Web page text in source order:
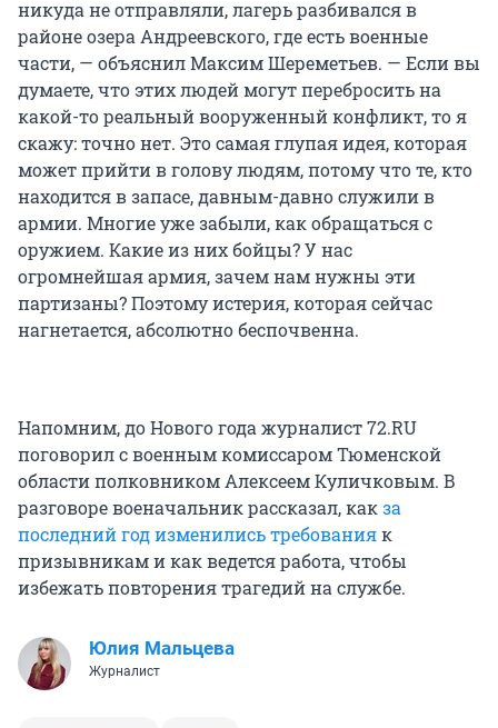
никуда не отправляли, лагерь разбивался в
районе озера Андреевского, где есть военные
части, — объяснил Максим Шереметьев. — Если вы
думаете, что этих людей могут перебросить на
какой-то реальный вооруженный конфликт, то я
скажу: точно нет. Это самая глупая идея, которая
может прийти в голову людям, потому что те, кто
находится в запасе, давным-давно служили в
армии. Многие уже забыли, как обращаться с
оружием. Какие из них бойцы? У нас
огромнейшая армия, зачем нам нужны эти
партизаны? Поэтому истерия, которая сейчас
нагнетается, абсолютно беспочвенна.
Напомним, до Нового года журналист 72.RU
поговорил с военным комиссаром Тюменской
области полковником Алексеем Куличковым. В
разговоре военачальник рассказал, какза
последний год изменились требованияк
призывникам и как ведется работа, чтобы
избежать повторения трагедий на службе.
Юлия Мальцева
Журналист